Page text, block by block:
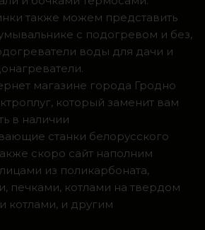
также можем представить
с подогревом и без,
воды для дачи и
магазине города Гродно
который заменит вам
в наличии
станки белорусского
скоро сайт наполним
из поликарбоната,
печками, котлами на твердом
котлами, и другим